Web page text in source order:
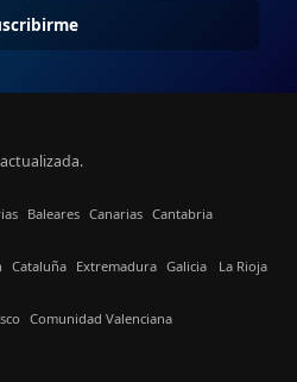
Baleares Canarias Cantabria
Cataluña Extremadura Galicia La Rioja
Comunidad Valenciana